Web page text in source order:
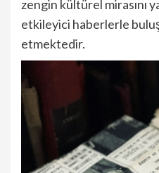
zengin kültürel mirasını
etkileyici haberlerle
etmektedir.